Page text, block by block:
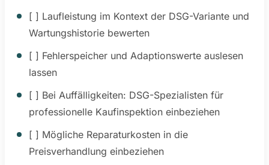
[ ] Laufleistung im Kontext der DSG-Variante und
Wartungshistorie bewerten
[ ] Fehlerspeicher und Adaptionswerte auslesen
lassen
[ ] Bei Auffälligkeiten: DSG-Spezialisten für
professionelle Kaufinspektion einbeziehen
[ ] Mögliche Reparaturkosten in die
Preisverhandlung einbeziehen